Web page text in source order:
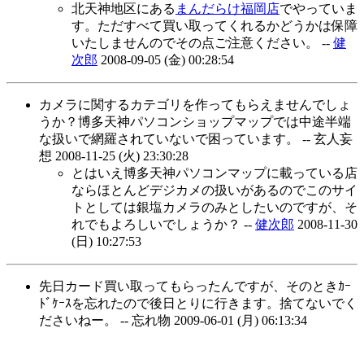
北天神地区にある まんだらけ福岡店でやっていま
す。ただすべて買い取ってくれるかどうかは保障
いたしませんのでその点ご注意ください。 -- 健
次郎 2008-09-05 (金) 00:28:54
カメラに関するカテゴリを作ってもらえませんでしょ
うか？博多天神パソコンショップマップでは中途半端
な扱いで網羅されていないで困っています。 -- 玄人妄
想 2008-11-25 (火) 23:30:28
とはいえ博多天神パソコンマップに載っている店
ならほとんどデジカメの扱いがあるのでこのサイ
トとしては銀塩カメラのみとしたいのですが、そ
れでもよろしいでしょうか？ -- 健次郎 2008-11-30
(日) 10:27:53
先日カード買い取ってもらったんですが、そのときｶｰ
ﾄﾞｹｰｽを忘れたので後日とりに行きます。捨てないでく
ださいねー。 -- 忘れ物 2009-06-01 (月) 06:13:34